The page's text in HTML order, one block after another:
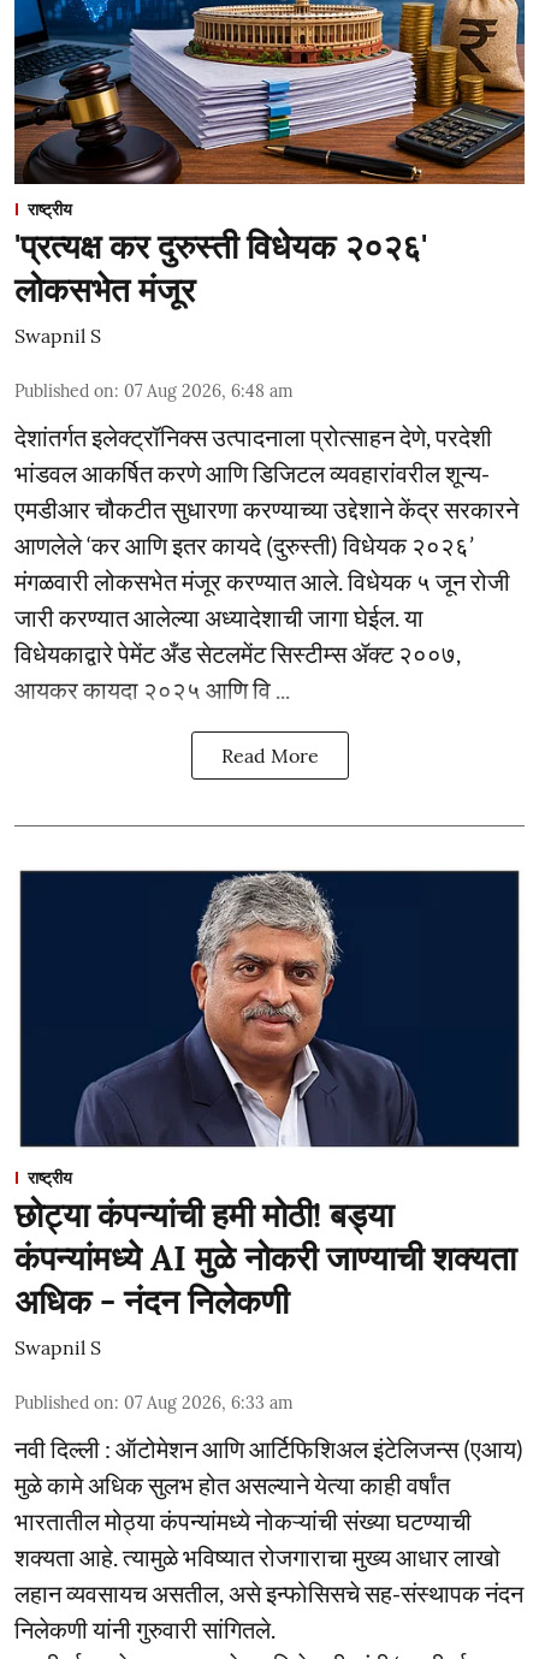
राष्ट्रीय
'प्रत्यक्ष कर दुरुस्ती विधेयक २०२६'
लोकसभेत मंजूर
Swapnil S
Published on: 07 Aug 2026, 6:48 am
देशांतर्गत इलेक्ट्रॉनिक्स उत्पादनाला प्रोत्साहन देणे, परदेशी
भांडवल आकर्षित करणे आणि डिजिटल व्यवहारांवरील शून्य-
एमडीआर चौकटीत सुधारणा करण्याच्या उद्देशाने केंद्र सरकारने
आणलेले ‘कर आणि इतर कायदे (दुरुस्ती) विधेयक २०२६’
मंगळवारी लोकसभेत मंजूर करण्यात आले. विधेयक ५ जून रोजी
जारी करण्यात आलेल्या अध्यादेशाची जागा घेईल. या
विधेयकाद्वारे पेमेंट अँड सेटलमेंट सिस्टीम्स ॲक्ट २००७,
आयकर कायदा २०२५ आणि वि ...
Read More
राष्ट्रीय
छोट्या कंपन्यांची हमी मोठी! बड्या
कंपन्यांमध्ये AI मुळे नोकरी जाण्याची शक्यता
अधिक - नंदन निलेकणी
Swapnil S
Published on: 07 Aug 2026, 6:33 am
नवी दिल्ली : ऑटोमेशन आणि आर्टिफिशिअल इंटेलिजन्स (एआय)
मुळे कामे अधिक सुलभ होत असल्याने येत्या काही वर्षांत
भारतातील मोठ्या कंपन्यांमध्ये नोकऱ्यांची संख्या घटण्याची
शक्यता आहे. त्यामुळे भविष्यात रोजगाराचा मुख्य आधार लाखो
लहान व्यवसायच असतील, असे इन्फोसिसचे सह-संस्थापक नंदन
निलेकणी यांनी गुरुवारी सांगितले.